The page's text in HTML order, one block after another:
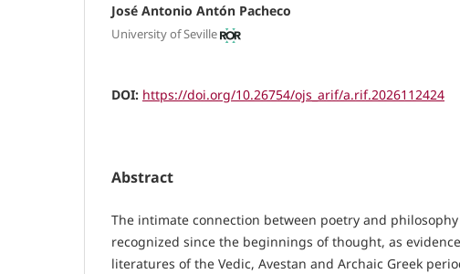
José Antonio Antón Pacheco
University of Seville
DOI: https://doi.org/10.26754/ojs_arif/a.rif.2026112424
Abstract
The intimate connection between poetry and
recognized since the beginnings of thought, as
literatures of the Vedic, Avestan and Archaic Greek